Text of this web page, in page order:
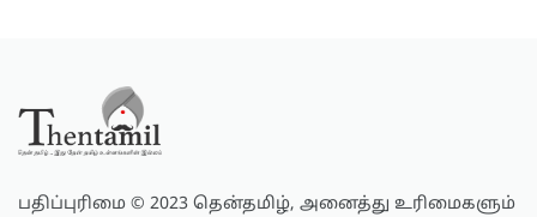
பதிப்புரிமை © 2023 தென்தமிழ், அனைத்து உரிமைகளும்